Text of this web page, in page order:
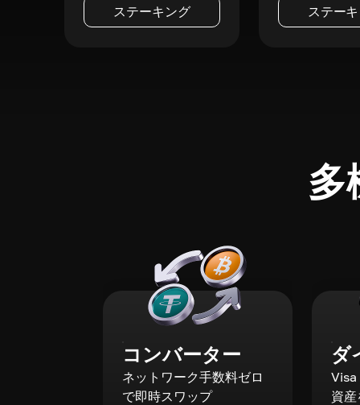
ステーキング ステー
多
コンバーター
ネットワーク手数料ゼロ
で即時スワップ
ダ
資